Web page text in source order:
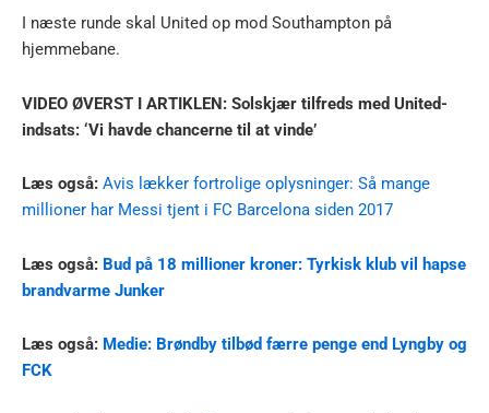
I næste runde skal United op mod Southampton på
hjemmebane.
VIDEO ØVERST I ARTIKLEN: Solskjær tilfreds med United-
indsats: ‘Vi havde chancerne til at vinde’
Læs også: Avis lækker fortrolige oplysninger: Så mange
millioner har Messi tjent i FC Barcelona siden 2017
Læs også: Bud på 18 millioner kroner: Tyrkisk klub vil hapse
brandvarme Junker
Læs også: Medie: Brøndby tilbød færre penge end Lyngby og
FCK